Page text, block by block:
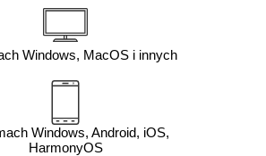
Windows, MacOS i innych
Windows, Android, iOS,
HarmonyOS